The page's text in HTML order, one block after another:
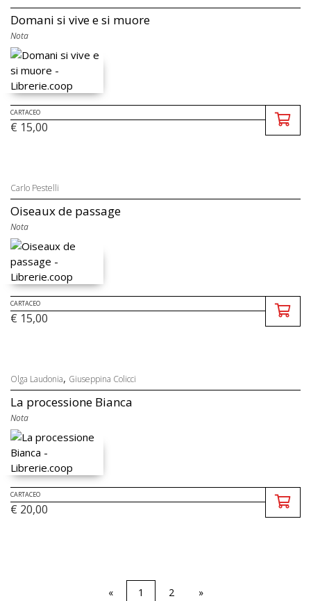
Domani si vive e si muore
Nota
CARTACEO
€ 15,00
Carlo Pestelli
Oiseaux de passage
Nota
CARTACEO
€ 15,00
Olga Laudonia, Giuseppina Colicci
La processione Bianca
Nota
CARTACEO
€ 20,00
« 1 2 »